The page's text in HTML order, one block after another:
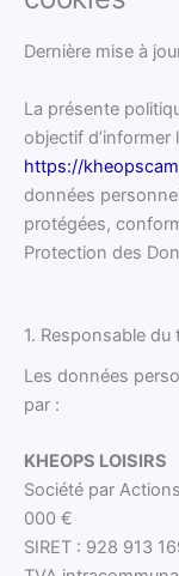
Dernière mise à
La présente
objectif d’informer
https://
données
protégées,
Protection des
1. Responsable
Les données
par :
KHEOPS LOISIRS
Société par
000 €
SIRET : 928 913